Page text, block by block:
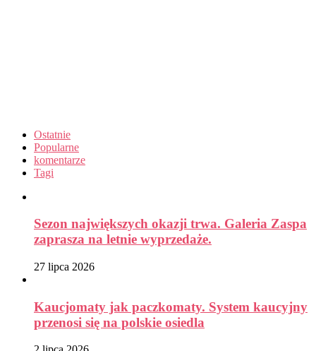
Ostatnie
Popularne
komentarze
Tagi
Sezon największych okazji trwa. Galeria Zaspa
zaprasza na letnie wyprzedaże.
27 lipca 2026
Kaucjomaty jak paczkomaty. System kaucyjny
przenosi się na polskie osiedla